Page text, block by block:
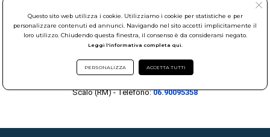
© Elettroservice Spa - Sede Legale: Via Leonardo da Vinci, 40 -
00015 Monterotondo Scalo (RM)
Partita Iva: 01586761007 - Codice Fiscale: 06634500588 Capitale
Sociale 1.600.000,00 Euro i.v. Iscritto al Registro delle Imprese di
Roma REA: RM-535144
Scalo (RM) - Telefono:06.90095358
Questo sito web utilizza i cookie. Utilizziamo i cookie per statistiche e per
personalizzare contenuti ed annunci. Navigando nel sito accetti implicitamente il
loro utilizzo. Chiudendo questa finestra, il consenso è da considerarsi negato.
Leggi l'informativa completa qui.
PERSONALIZZA ACCETTA TUTTI